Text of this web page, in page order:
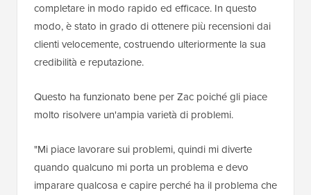
completare in modo rapido ed efficace. In questo
modo, è stato in grado di ottenere più recensioni dai
clienti velocemente, costruendo ulteriormente la sua
credibilità e reputazione.
Questo ha funzionato bene per Zac poiché gli piace
molto risolvere un'ampia varietà di problemi.
"Mi piace lavorare sui problemi, quindi mi diverte
quando qualcuno mi porta un problema e devo
imparare qualcosa e capire perché ha il problema che